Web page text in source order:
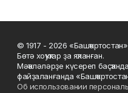
© 1917 - 2026 «Башҡортостан»
Бөтә хоҡуҡтар ҙа яҡланған.
Мәҡәләләрҙе күсереп
файҙаланғанда
Об использовании